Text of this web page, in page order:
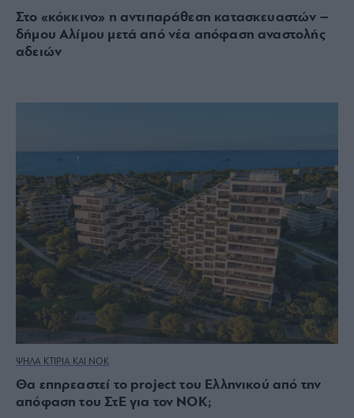
Στο «κόκκινο» η αντιπαράθεση κατασκευαστών –
δήμου Αλίμου μετά από νέα απόφαση αναστολής
αδειών
ΨΗΛΑ ΚΤΙΡΙΑ ΚΑΙ ΝΟΚ
Θα επηρεαστεί το project του Ελληνικού από την
απόφαση του ΣτΕ για τον ΝΟΚ;